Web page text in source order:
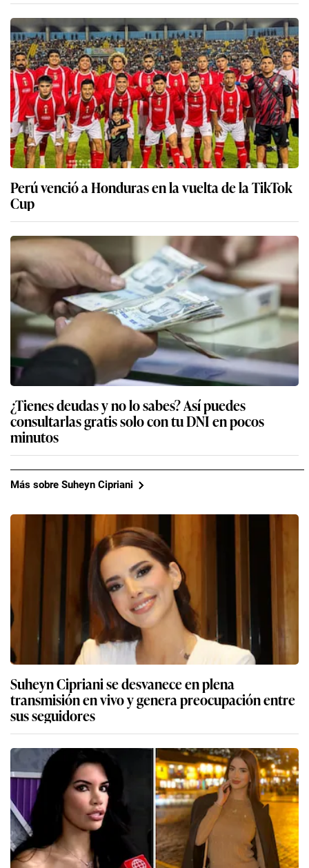
Perú venció a Honduras en la vuelta de la TikTok
Cup
¿Tienes deudas y no lo sabes? Así puedes
consultarlas gratis solo con tu DNI en pocos
minutos
Más sobre Suheyn Cipriani
Suheyn Cipriani se desvanece en plena
transmisión en vivo y genera preocupación entre
sus seguidores